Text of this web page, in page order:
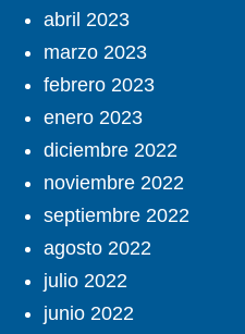
abril 2023
marzo 2023
febrero 2023
enero 2023
diciembre 2022
noviembre 2022
septiembre 2022
agosto 2022
julio 2022
junio 2022